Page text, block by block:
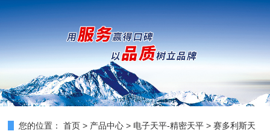
您的位置： 首页 > 产品中心 > 电子天平-精密天平 >赛多利斯天